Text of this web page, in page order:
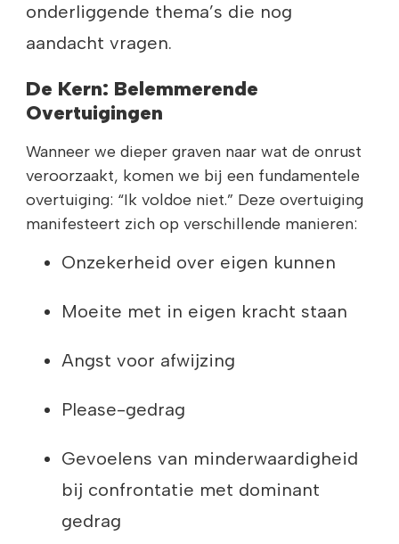
onderliggende thema’s die nog
aandacht vragen.
De Kern: Belemmerende
Overtuigingen
Wanneer we dieper graven naar wat de onrust
veroorzaakt, komen we bij een fundamentele
overtuiging: “Ik voldoe niet.” Deze overtuiging
manifesteert zich op verschillende manieren:
Onzekerheid over eigen kunnen
Moeite met in eigen kracht staan
Angst voor afwijzing
Please-gedrag
Gevoelens van minderwaardigheid
bij confrontatie met dominant
gedrag